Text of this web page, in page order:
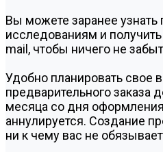
Вы можете заранее узнать
исследованиям и
mail, чтобы ничего не
Удобно планировать свое
предварительного заказа
месяца со дня
аннулируется. Создание
ни к чему вас не